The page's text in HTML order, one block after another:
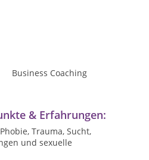
Business Coaching
& Erfahrungen:
Trauma, Sucht,
und sexuelle